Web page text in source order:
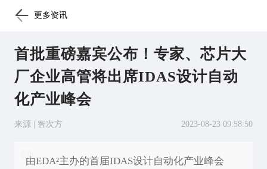
更多资讯
首批重磅嘉宾公布！专家、芯片大
厂企业高管将出席IDAS设计自动
化产业峰会
来源 | 智次方 2023-08-23 09:58:50
由EDA²主办的首届IDAS设计自动化产业峰会